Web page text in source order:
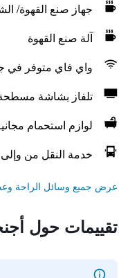
جهاز صنع القهوة/
آلة صنع القهوة
واي فاي متوفر في
تلفاز بشاشة
لوازم استحمام
خدمة النقل من وإلى
عرض جميع وسائل الراحة
تقييمات حول